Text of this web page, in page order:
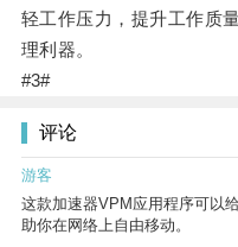
轻工作压力，提升工作质
理利器。
#3#
评论
游客
这款加速器VPM应用程序可以
助你在网络上自由移动。